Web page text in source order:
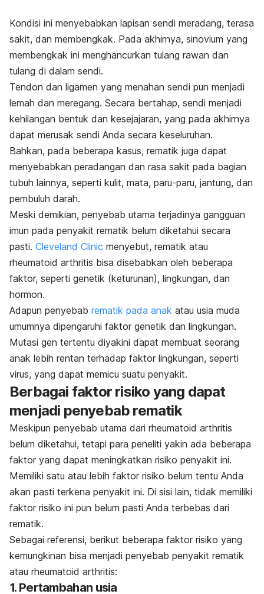
Kondisi ini menyebabkan lapisan sendi meradang, terasa
sakit, dan membengkak. Pada akhirnya, sinovium yang
membengkak ini menghancurkan tulang rawan dan
tulang di dalam sendi.
Tendon dan ligamen yang menahan sendi pun menjadi
lemah dan meregang. Secara bertahap, sendi menjadi
kehilangan bentuk dan kesejajaran, yang pada akhirnya
dapat merusak sendi Anda secara keseluruhan.
Bahkan, pada beberapa kasus, rematik juga dapat
menyebabkan peradangan dan rasa sakit pada bagian
tubuh lainnya, seperti kulit, mata, paru-paru, jantung, dan
pembuluh darah.
Meski demikian, penyebab utama terjadinya gangguan
imun pada penyakit rematik belum diketahui secara
pasti. Cleveland Clinic menyebut, rematik atau
rheumatoid arthritis bisa disebabkan oleh beberapa
faktor, seperti genetik (keturunan), lingkungan, dan
hormon.
Adapun penyebab rematik pada anak atau usia muda
umumnya dipengaruhi faktor genetik dan lingkungan.
Mutasi gen tertentu diyakini dapat membuat seorang
anak lebih rentan terhadap faktor lingkungan, seperti
virus, yang dapat memicu suatu penyakit.
Berbagai faktor risiko yang dapat
menjadi penyebab rematik
Meskipun penyebab utama dari rheumatoid arthritis
belum diketahui, tetapi para peneliti yakin ada beberapa
faktor yang dapat meningkatkan risiko penyakit ini.
Memiliki satu atau lebih faktor risiko belum tentu Anda
akan pasti terkena penyakit ini. Di sisi lain, tidak memiliki
faktor risiko ini pun belum pasti Anda terbebas dari
rematik.
Sebagai referensi, berikut beberapa faktor risiko yang
kemungkinan bisa menjadi penyebab penyakit rematik
atau rheumatoid arthritis:
1. Pertambahan usia